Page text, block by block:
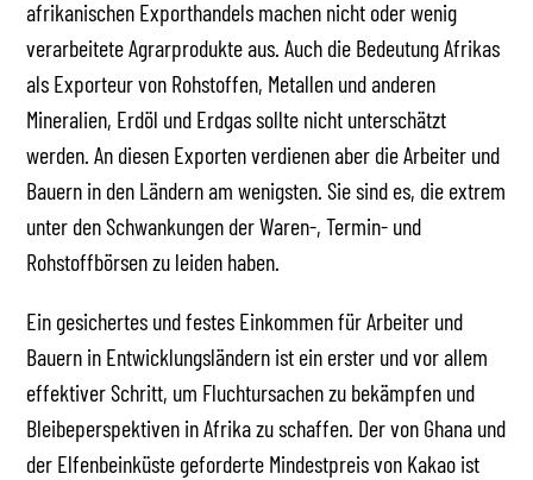
afrikanischen Exporthandels machen nicht oder wenig
verarbeitete Agrarprodukte aus. Auch die Bedeutung Afrikas
als Exporteur von Rohstoffen, Metallen und anderen
Mineralien, Erdöl und Erdgas sollte nicht unterschätzt
werden. An diesen Exporten verdienen aber die Arbeiter und
Bauern in den Ländern am wenigsten. Sie sind es, die extrem
unter den Schwankungen der Waren-, Termin- und
Rohstoffbörsen zu leiden haben.
Ein gesichertes und festes Einkommen für Arbeiter und
Bauern in Entwicklungsländern ist ein erster und vor allem
effektiver Schritt, um Fluchtursachen zu bekämpfen und
Bleibeperspektiven in Afrika zu schaffen. Der von Ghana und
der Elfenbeinküste geforderte Mindestpreis von Kakao ist